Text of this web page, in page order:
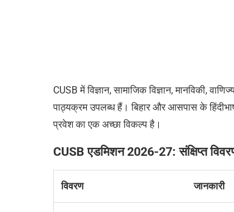
CUSB में विज्ञान, सामाजिक विज्ञान, मानविकी,
पाठ्यक्रम उपलब्ध हैं। बिहार और आसपास के
प्रवेश का एक अच्छा विकल्प है।
CUSB एडमिशन 2026-27: संक्षिप्त
विवरण जानकारी